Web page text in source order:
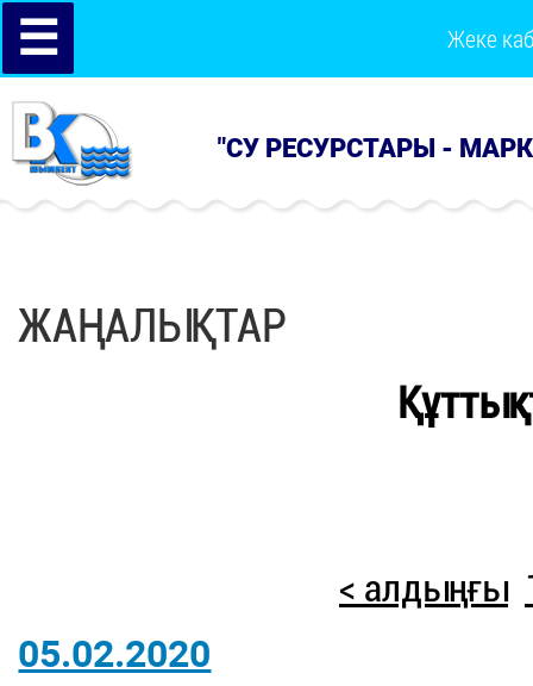
☰ Жеке
"СУ РЕСУРСТАРЫ -
ЖАҢАЛЫҚТАР
< алдыңғы
05.02.2020